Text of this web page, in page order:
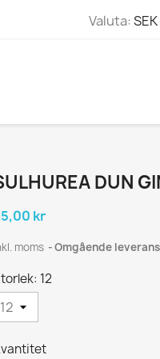
Valuta:
DUN
kr
moms Omgående
12